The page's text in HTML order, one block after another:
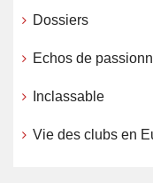
Dossiers
Echos de
Inclassable
Vie des clubs en